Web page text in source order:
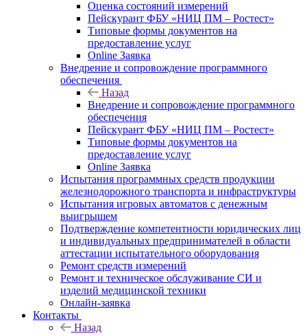
Оценка состояний измерений
Пейскурант ФБУ «НИЦ ПМ – Ростест»
Типовые формы документов на
предоставление услуг
Online Заявка
Внедрение и сопровождение программного
обеспечения
Назад
Внедрение и сопровождение программного
обеспечения
Пейскурант ФБУ «НИЦ ПМ – Ростест»
Типовые формы документов на
предоставление услуг
Online Заявка
Испытания программных средств продукции
железнодорожного транспорта и инфраструктуры
Испытания игровых автоматов с денежным
выигрышем
Подтверждение компетентности юридических лиц
и индивидуальных предпринимателей в области
аттестации испытательного оборудования
Ремонт средств измерений
Ремонт и техническое обслуживание СИ и
изделий медицинской техники
Онлайн-заявка
Контакты
Назад